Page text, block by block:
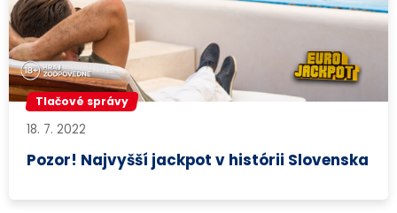
Tlačové správy
18. 7. 2022
Pozor! Najvyšší jackpot v histórii Slovenska